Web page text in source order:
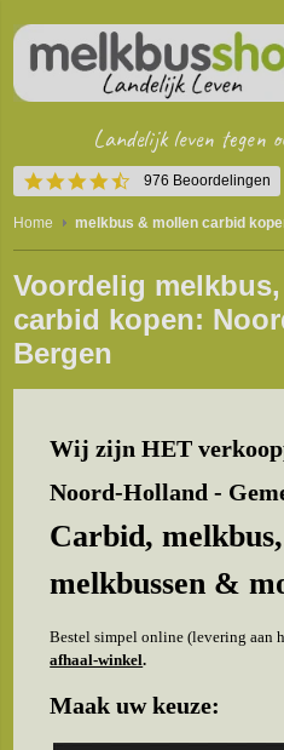
4.5
star
rating
976 Beoordelingen
Landelijk leven tegen
Home melkbus & mollen carbid
Voordelig
carbid kopen:
Bergen
Wij zijn HET
Noord-Holland -
Carbid,
melkbussen &
Bestel simpel online (levering aan
afhaal-winkel.
Maak uw keuze: